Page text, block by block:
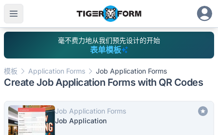
毫不费力地从我们预先设计的开始
表单模板
模板 Application Forms Job Application Forms
Create Job Application Forms with QR Codes
Job Application Forms
Job Application